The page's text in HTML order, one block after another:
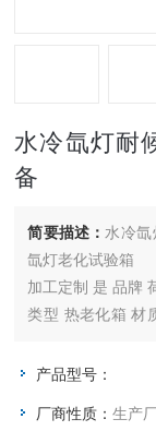
水冷氙灯耐
备
简要描述： 水冷
氙灯老化试验箱
加工定制 是 品牌
类型 热老化箱 材
功率 11KW（W
产品型号：
厂商性质：生产